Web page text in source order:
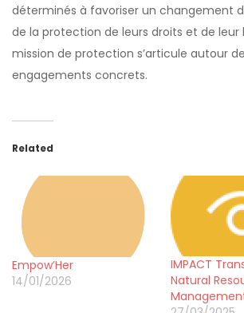
déterminés à favoriser un changement
de la protection de leurs droits et de leur
mission de protection s’articule autour
engagements concrets.
Related
Empow’Her
14/01/2026
IMPACT
Natural